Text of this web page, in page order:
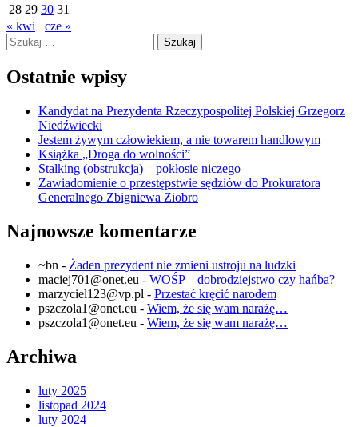
28 29 30 31
« kwi
cze »
Szukaj:
Ostatnie wpisy
Kandydat na Prezydenta Rzeczypospolitej Polskiej Grzegorz
Niedźwiecki
Jestem żywym człowiekiem, a nie towarem handlowym
Książka „Droga do wolności”
Stalking (obstrukcja) – pokłosie niczego
Zawiadomienie o przestępstwie sędziów do Prokuratora
Generalnego Zbigniewa Ziobro
Najnowsze komentarze
~bn - Żaden prezydent nie zmieni ustroju na ludzki
maciej701@onet.eu - WOŚP – dobrodziejstwo czy hańba?
marzyciel123@vp.pl - Przestać kręcić narodem
pszczola1@onet.eu - Wiem, że się wam narażę…
pszczola1@onet.eu - Wiem, że się wam narażę…
Archiwa
luty 2025
listopad 2024
luty 2024